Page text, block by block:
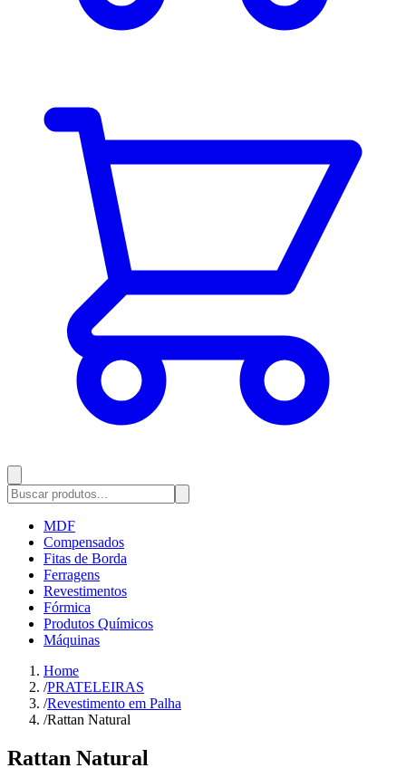
MDF
Compensados
Fitas de Borda
Ferragens
Revestimentos
Fórmica
Produtos Químicos
Máquinas
Home
/PRATELEIRAS
/Revestimento em Palha
/Rattan Natural
Rattan Natural